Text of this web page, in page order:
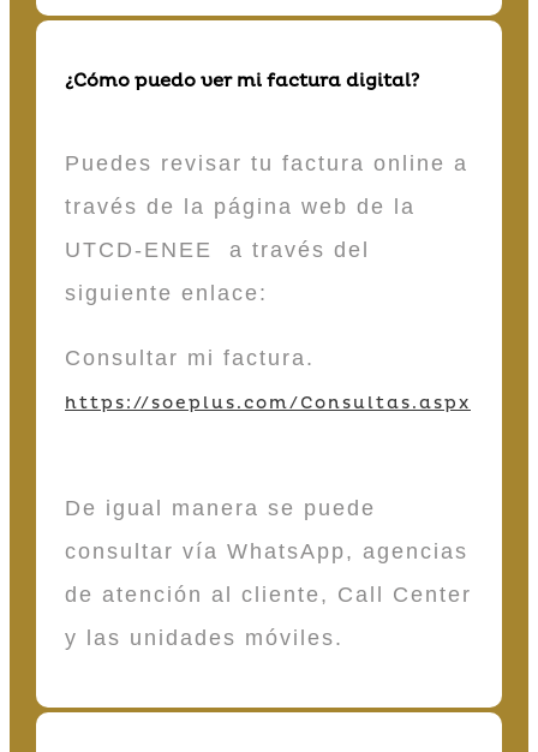
¿Cómo puedo ver mi factura digital?
Puedes revisar tu factura online a
través de la página web de la
UTCD-ENEE a través del
siguiente enlace:
Consultar mi factura.
https://soeplus.com/Consultas.aspx
De igual manera se puede
consultar vía WhatsApp, agencias
de atención al cliente, Call Center
y las unidades móviles.